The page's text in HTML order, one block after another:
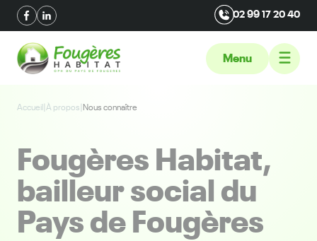
02 99 17 20 40
Menu
Accueil|À propos|Nous connaître
Fougères Habitat,
bailleur social du
Pays de Fougères